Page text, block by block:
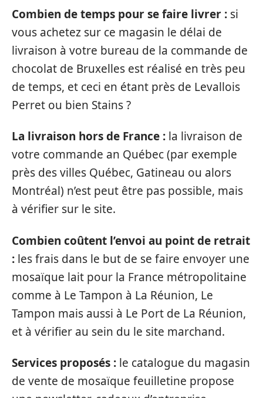
Combien de temps pour se faire livrer : si
vous achetez sur ce magasin le délai de
livraison à votre bureau de la commande de
chocolat de Bruxelles est réalisé en très peu
de temps, et ceci en étant près de Levallois
Perret ou bien Stains ?
La livraison hors de France : la livraison de
votre commande an Québec (par exemple
près des villes Québec, Gatineau ou alors
Montréal) n’est peut être pas possible, mais
à vérifier sur le site.
Combien coûtent l’envoi au point de retrait
: les frais dans le but de se faire envoyer une
mosaïque lait pour la France métropolitaine
comme à Le Tampon à La Réunion, Le
Tampon mais aussi à Le Port de La Réunion,
et à vérifier au sein du le site marchand.
Services proposés : le catalogue du magasin
de vente de mosaïque feuilletine propose